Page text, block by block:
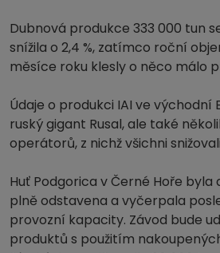
Dubnová produkce 333 000 tun
snížila o 2,4 %, zatímco roční
měsíce roku klesly o něco málo
Údaje o produkci IAI ve východní
ruský gigant Rusal, ale také
operátorů, z nichž všichni
Huť Podgorica v Černé Hoře byla
plně odstavena a vyčerpala
provozní kapacity. Závod bude
produktů s použitím